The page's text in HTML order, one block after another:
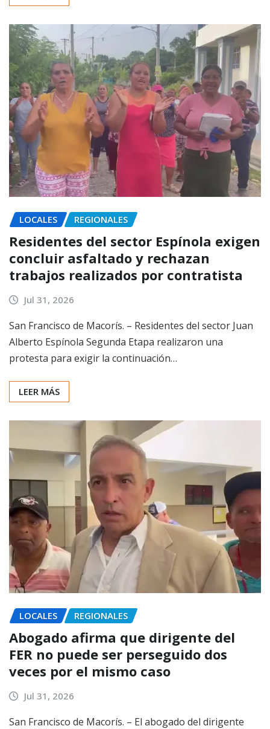
LOCALES REGIONALES
Residentes del sector Espínola exigen
concluir asfaltado y rechazan
trabajos realizados por contratista
Jul 31, 2026
San Francisco de Macorís. – Residentes del sector Juan
Alberto Espínola Segunda Etapa realizaron una
protesta para exigir la continuación…
LEER MÁS
LOCALES REGIONALES
Abogado afirma que dirigente del
FER no puede ser perseguido dos
veces por el mismo caso
Jul 31, 2026
San Francisco de Macorís. – El abogado del dirigente